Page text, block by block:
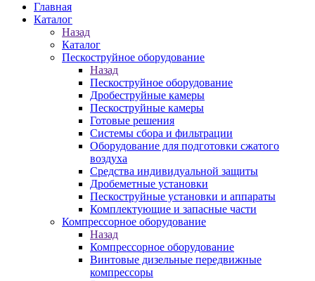
Главная
Каталог
Назад
Каталог
Пескоструйное оборудование
Назад
Пескоструйное оборудование
Дробеструйные камеры
Пескоструйные камеры
Готовые решения
Системы сбора и фильтрации
Оборудование для подготовки сжатого
воздуха
Средства индивидуальной защиты
Дробеметные установки
Пескоструйные установки и аппараты
Комплектующие и запасные части
Компрессорное оборудование
Назад
Компрессорное оборудование
Винтовые дизельные передвижные
компрессоры